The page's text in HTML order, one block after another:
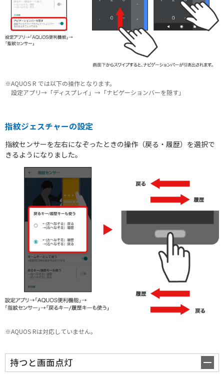
タブレット / その他
一覧を見る
※AQUOS R では以下の操作となります。
設定アプリ→「ディスプレイ」→「ナビゲーションバーを隠す」
指紋ジェスチャーの設定
指紋センサーを左右になぞったときの操作（戻る・履歴）を選択で
きるようになりました。
※AQUOS Rは対応していません。
持つと画面点灯